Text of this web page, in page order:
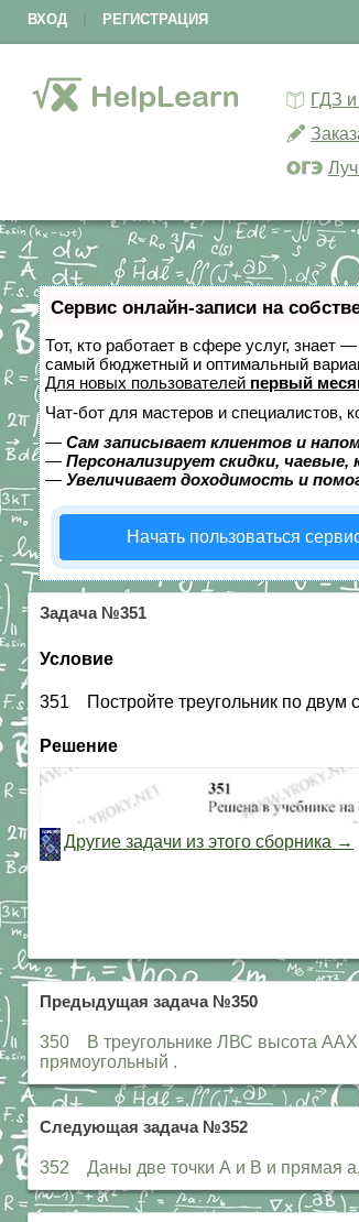
ВХОД РЕГИСТРАЦИЯ
ГДЗ
Сервис онлайн-записи на
Тот, кто работает в сфере услуг, знает
самый бюджетный и оптимальный
Для новых пользователей первый
Чат-бот для мастеров и специалистов,
— Сам записывает клиентов и
— Персонализирует скидки,
— Увеличивает доходимость и
Начать пользоваться
Задача №351
Условие
351 Постройте треугольник по двум
Решение
Другие задачи из этого сборника →
Предыдущая задача №350
350 В треугольнике ЛВС высота
прямоугольный .
Следующая задача №352
352 Даны две точки А и В и прямая а,